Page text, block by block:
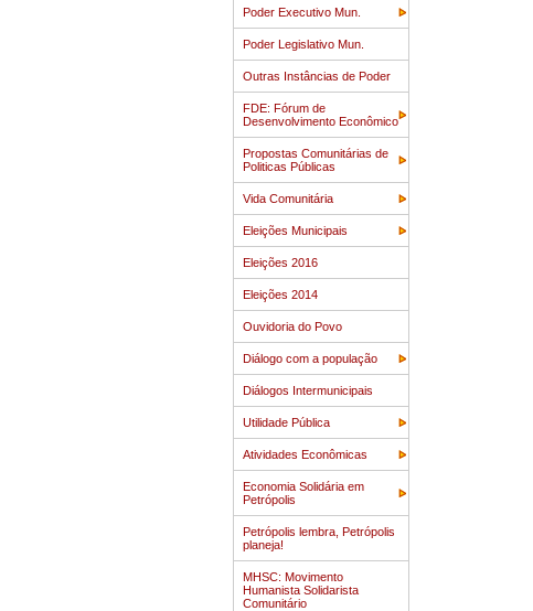
Poder Executivo Mun.
Poder Legislativo Mun.
Outras Instâncias de Poder
FDE: Fórum de
Desenvolvimento Econômico
Propostas Comunitárias de
Politicas Públicas
Vida Comunitária
Eleições Municipais
Eleições 2016
Eleições 2014
Ouvidoria do Povo
Diálogo com a população
Diálogos Intermunicipais
Utilidade Pública
Atividades Econômicas
Economia Solidária em
Petrópolis
Petrópolis lembra, Petrópolis
planeja!
MHSC: Movimento
Humanista Solidarista
Comunitário